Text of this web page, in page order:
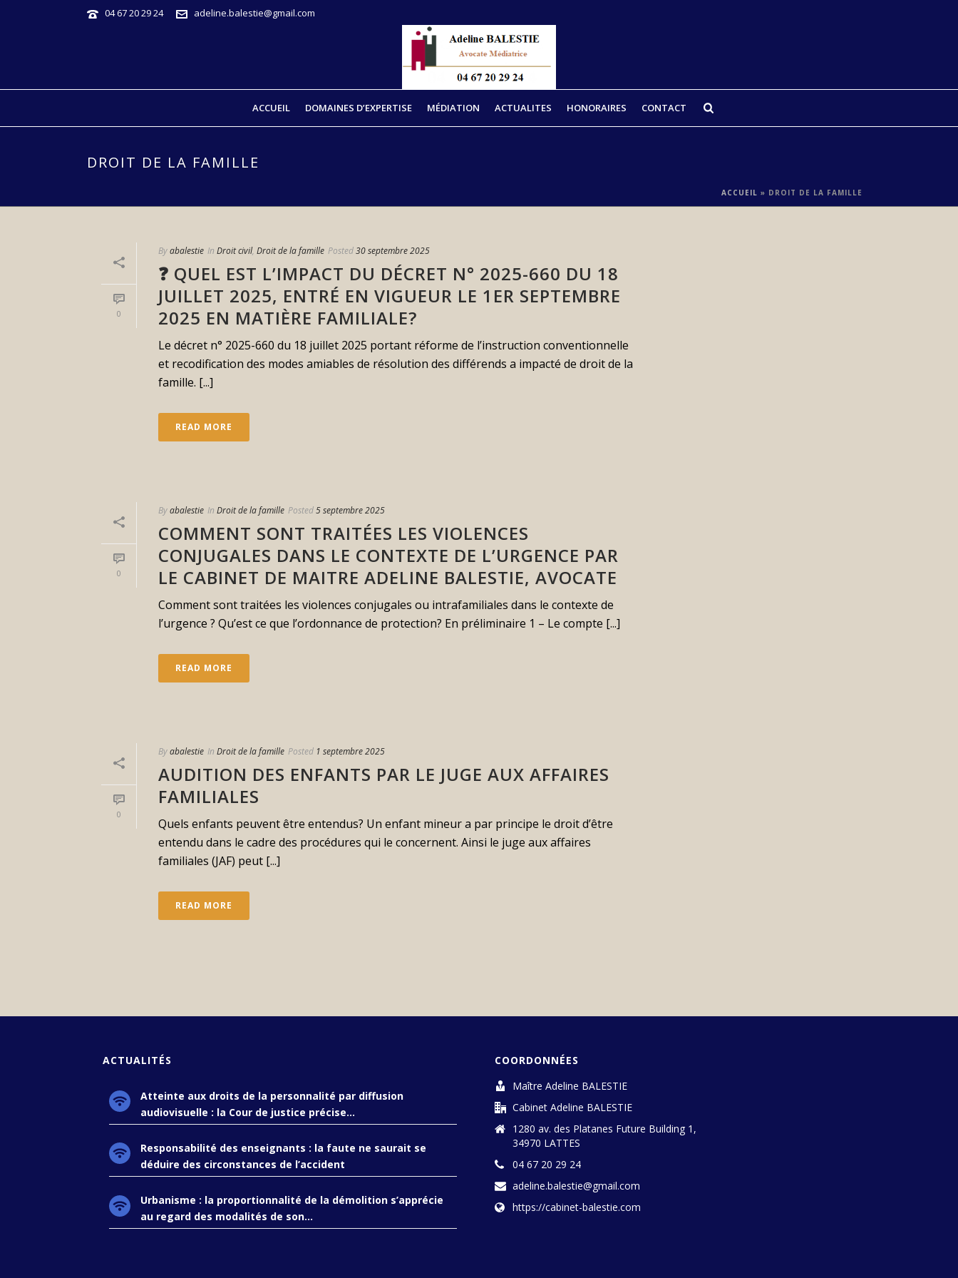
04 67 20 29 24 adeline.balestie@gmail.com
ACCUEIL DOMAINES D’EXPERTISE MÉDIATION ACTUALITES HONORAIRES CONTACT
DROIT DE LA FAMILLE
ACCUEIL » DROIT DE LA FAMILLE
0
Byabalestie In Droit civil, Droit de la famille Posted30 septembre 2025
❓ QUEL EST L’IMPACT DU DÉCRET N° 2025-660 DU 18
JUILLET 2025, ENTRÉ EN VIGUEUR LE 1ER SEPTEMBRE
2025 EN MATIÈRE FAMILIALE?
Le décret n° 2025-660 du 18 juillet 2025 portant réforme de l’instruction conventionnelle
et recodification des modes amiables de résolution des différends a impacté de droit de la
famille. [...]
READ MORE
0
Byabalestie In Droit de la famille Posted5 septembre 2025
COMMENT SONT TRAITÉES LES VIOLENCES
CONJUGALES DANS LE CONTEXTE DE L’URGENCE PAR
LE CABINET DE MAITRE ADELINE BALESTIE, AVOCATE
Comment sont traitées les violences conjugales ou intrafamiliales dans le contexte de
l’urgence ? Qu’est ce que l’ordonnance de protection? En préliminaire 1 – Le compte [...]
READ MORE
0
Byabalestie In Droit de la famille Posted 1 septembre 2025
AUDITION DES ENFANTS PAR LE JUGE AUX AFFAIRES
FAMILIALES
Quels enfants peuvent être entendus? Un enfant mineur a par principe le droit d’être
entendu dans le cadre des procédures qui le concernent. Ainsi le juge aux affaires
familiales (JAF) peut [...]
READ MORE
ACTUALITÉS
Atteinte aux droits de la personnalité par diffusion
audiovisuelle : la Cour de justice précise...
Responsabilité des enseignants : la faute ne saurait se
déduire des circonstances de l’accident
Urbanisme : la proportionnalité de la démolition s’apprécie
au regard des modalités de son...
COORDONNÉES
Maître Adeline BALESTIE
Cabinet Adeline BALESTIE
1280 av. des Platanes Future Building 1,
34970 LATTES
04 67 20 29 24
adeline.balestie@gmail.com
https://cabinet-balestie.com